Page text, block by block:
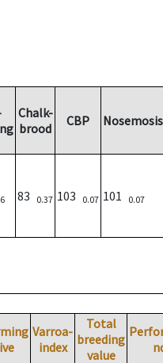
Chalk-
brood
CBP Nosemosis
83 0.37 103 0.07 101 0.07
Varroa-
index
Total
breeding
value